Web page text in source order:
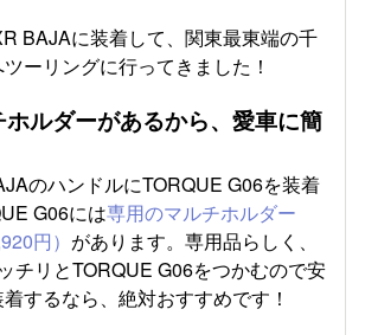
BAJAに装着して、関東最東端の千
ーリングに行ってきました！
ルダーがあるから、愛車に簡
のハンドルにTORQUE G06を装着
G06には専用のマルチホルダー
円） があります。専用品らしく、
チリとTORQUE G06をつかむので安
するなら、絶対おすすめです！